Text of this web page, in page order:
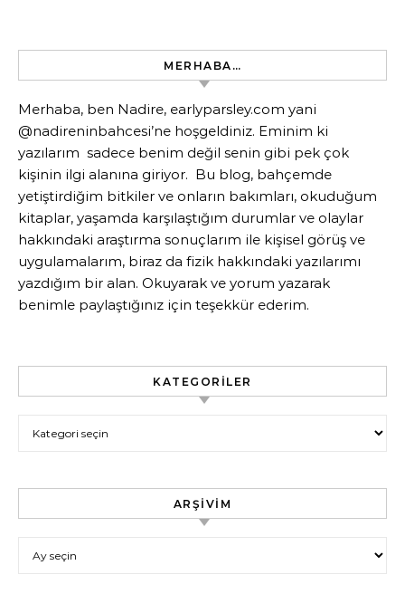
MERHABA…
Merhaba, ben Nadire, earlyparsley.com yani
@nadireninbahcesi’ne hoşgeldiniz. Eminim ki
yazılarım sadece benim değil senin gibi pek çok
kişinin ilgi alanına giriyor. Bu blog, bahçemde
yetiştirdiğim bitkiler ve onların bakımları, okuduğum
kitaplar, yaşamda karşılaştığım durumlar ve olaylar
hakkındaki araştırma sonuçlarım ile kişisel görüş ve
uygulamalarım, biraz da fizik hakkındaki yazılarımı
yazdığım bir alan. Okuyarak ve yorum yazarak
benimle paylaştığınız için teşekkür ederim.
KATEGORILER
ARŞIVIM